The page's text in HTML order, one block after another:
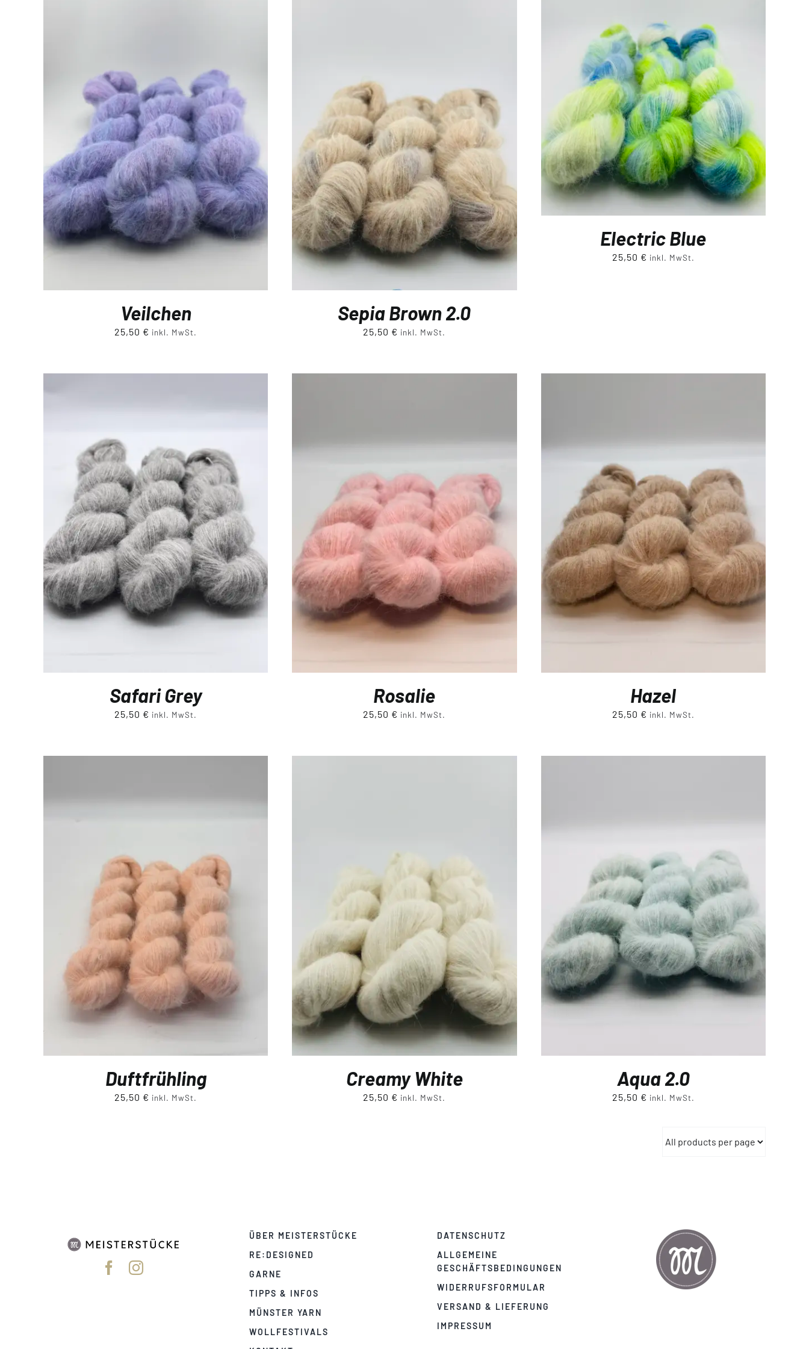
Veilchen
25,50 € inkl. MwSt.
Sepia Brown 2.0
25,50 € inkl. MwSt.
Electric Blue
25,50 € inkl. MwSt.
Safari Grey
25,50 € inkl. MwSt.
Rosalie
25,50 € inkl. MwSt.
Hazel
25,50 € inkl. MwSt.
Duftfrühling
25,50 € inkl. MwSt.
Creamy White
25,50 € inkl. MwSt.
Aqua 2.0
25,50 € inkl. MwSt.
ÜBER MEISTERSTÜCKE
RE:DESIGNED
GARNE
TIPPS & INFOS
MÜNSTER YARN
WOLLFESTIVALS
DATENSCHUTZ
ALLGEMEINE
GESCHÄFTSBEDINGUNGEN
WIDERRUFSFORMULAR
VERSAND & LIEFERUNG
IMPRESSUM